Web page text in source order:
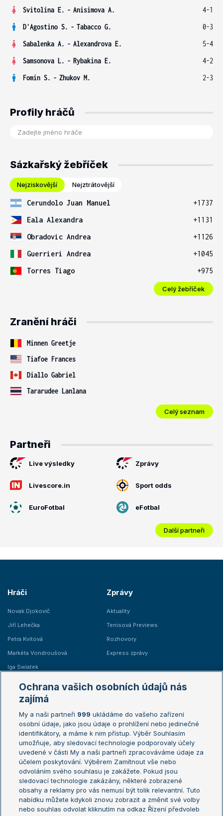
Svitolina E. - Anisimova A.
4-1
D'Agostino S. - Tabacco G.
0-3
Sabalenka A. - Alexandrova E.
5-4
Samsonova L. - Rybakina E.
4-2
Fomin S. - Zhukov M. 2-3
Profily hráčů
Sázkařský žebříček
Nejziskovější Nejztrátovější
Cerundolo Juan Manuel
+1737
Eala Alexandra
+1131
Obradovic Andrea
+1126
Guerrieri Andrea
+1045
Torres Tiago
+975
Celý žebříček
Zranění hráči
Minnen Greetje
Tiafoe Frances
Diallo Gabriel
Tararudee Lanlana
Celý seznam
Partneři
Live výsledky Zprávy
Livescore.in Sport odds
EuroFotbal eFotbal
Další partneři
Hráči
Novak Djokovič
Jiří Lehečka
Petra Kvitová
Markéta Vondroušová
Iga Swiatek
Zprávy
Aktuality
Tenisová Previews
Rozhovory
Express zprávy
Žebříčky
Žebříček ATP (muži)
Žebříček WTA (ženy)
Sázkařský žebříček
Australian Open
French Open
Wimbledon
US Open
Turnaj mistrů
Turnaj mistryň
Aktualní trendy
Ochrana vašich osobních údajů nás
zajímá
My a naši partneři 999 ukládáme do vašeho zařízení
osobní údaje, jako jsou údaje o prohlížení nebo jedinečné
identifikátory, a máme k nim přístup. Výběr Souhlasím
umožňuje, aby sledovací technologie podporovaly účely
uvedené v části My a naši partneři zpracováváme údaje za
účelem poskytování. Výběrem Zamítnout vše nebo
odvoláním svého souhlasu je zakážete. Pokud jsou
sledovací technologie zakázány, některé zobrazené
obsahy a reklamy pro vás nemusí být tolik relevantní. Tuto
nabídku můžete kdykoli znovu zobrazit a změnit své volby
nebo souhlas odvolat kliknutím na odkaz Řízení předvoleb